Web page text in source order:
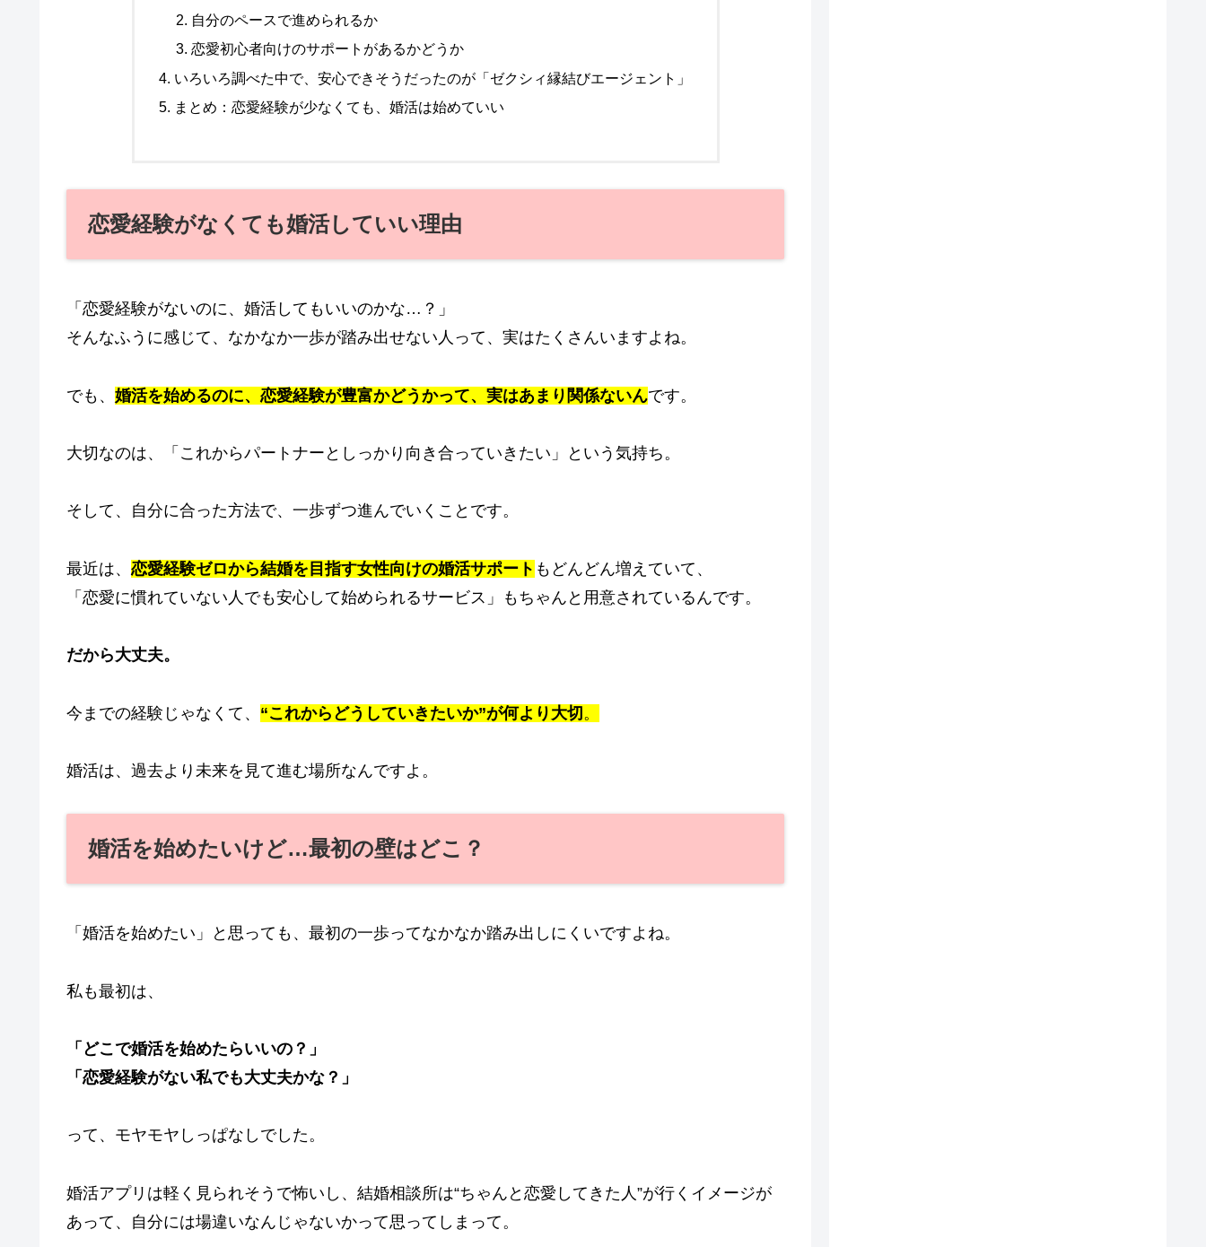
自分のペースで進められるか
恋愛初心者向けのサポートがあるかどうか
いろいろ調べた中で、安心できそうだったのが「ゼクシィ縁結びエージェント」
まとめ：恋愛経験が少なくても、婚活は始めていい
恋愛経験がなくても婚活していい理由
「恋愛経験がないのに、婚活してもいいのかな…？」
そんなふうに感じて、なかなか一歩が踏み出せない人って、実はたくさんいますよね。
でも、 婚活を始めるのに、恋愛経験が豊富かどうかって、実はあまり関係ないんです。
大切なのは、「これからパートナーとしっかり向き合っていきたい」という気持ち。
そして、自分に合った方法で、一歩ずつ進んでいくことです。
最近は、 恋愛経験ゼロから結婚を目指す女性向けの婚活サポート もどんどん増えていて、
「恋愛に慣れていない人でも安心して始められるサービス」もちゃんと用意されているんです。
だから大丈夫。
今までの経験じゃなくて、 “これからどうしていきたいか”が何より大切。
婚活は、過去より未来を見て進む場所なんですよ。
婚活を始めたいけど…最初の壁はどこ？
「婚活を始めたい」と思っても、最初の一歩ってなかなか踏み出しにくいですよね。
私も最初は、
「どこで婚活を始めたらいいの？」
「恋愛経験がない私でも大丈夫かな？」
って、モヤモヤしっぱなしでした。
婚活アプリは軽く見られそうで怖いし、結婚相談所は“ちゃんと恋愛してきた人”が行くイメージが
あって、自分には場違いなんじゃないかって思ってしまって。